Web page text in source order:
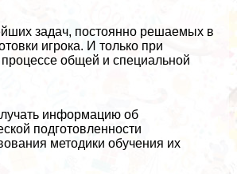
задач, постоянно решаемых в
игрока. И только при
общей и специальной
информацию об
подготовленности
методики обучения их